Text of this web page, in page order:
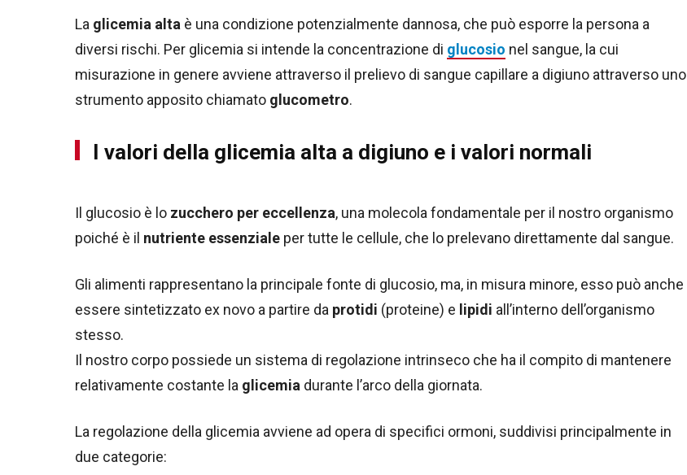
La glicemia alta è una condizione potenzialmente dannosa, che può esporre la persona a
diversi rischi. Per glicemia si intende la concentrazione di glucosio nel sangue, la cui
misurazione in genere avviene attraverso il prelievo di sangue capillare a digiuno attraverso uno
strumento apposito chiamato glucometro.
I valori della glicemia alta a digiuno e i valori normali
Il glucosio è lo zucchero per eccellenza, una molecola fondamentale per il nostro organismo
poiché è il nutriente essenziale per tutte le cellule, che lo prelevano direttamente dal sangue.
Gli alimenti rappresentano la principale fonte di glucosio, ma, in misura minore, esso può anche
essere sintetizzato ex novo a partire da protidi (proteine) e lipidi all’interno dell’organismo
stesso.
Il nostro corpo possiede un sistema di regolazione intrinseco che ha il compito di mantenere
relativamente costante la glicemia durante l’arco della giornata.
La regolazione della glicemia avviene ad opera di specifici ormoni, suddivisi principalmente in
due categorie: